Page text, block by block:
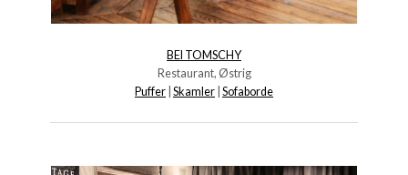
BEI TOMSCHY
Restaurant, Østrig
Puffer Skamler Sofaborde